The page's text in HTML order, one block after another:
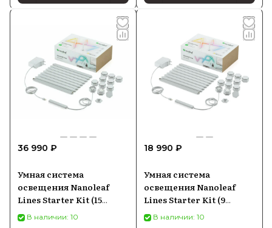
36 990 ₽
Умная система
освещения Nanoleaf
Lines Starter Kit (15
панелей) (NL59-K-
6002LW-15PK-EU)
В наличии: 10
18 990 ₽
Умная система
освещения Nanoleaf
Lines Starter Kit (9
панелей)
В наличии: 10